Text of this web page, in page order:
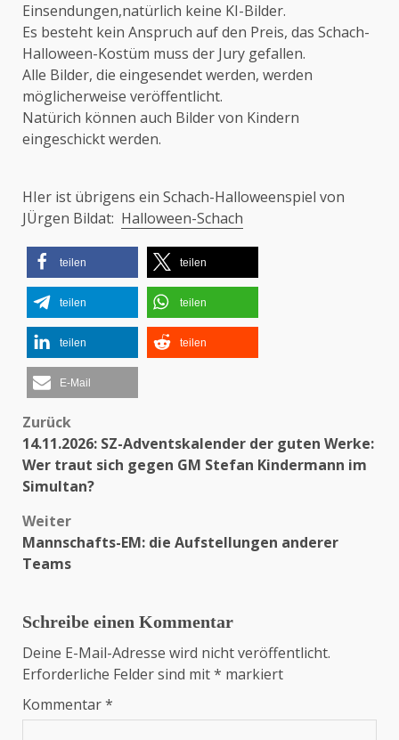
Einsendungen,natürlich keine KI-Bilder.
Es besteht kein Anspruch auf den Preis, das Schach-
Halloween-Kostüm muss der Jury gefallen.
Alle Bilder, die eingesendet werden, werden
möglicherweise veröffentlicht.
Natürich können auch Bilder von Kindern
eingeschickt werden.
HIer ist übrigens ein Schach-Halloweenspiel von
JÜrgen Bildat: Halloween-Schach
teilen teilen
teilen teilen
teilen teilen
E-Mail
Beitragsnavigation
Zurück
14.11.2026: SZ-Adventskalender der guten Werke:
Wer traut sich gegen GM Stefan Kindermann im
Simultan?
Weiter
Mannschafts-EM: die Aufstellungen anderer
Teams
Schreibe einen Kommentar
Deine E-Mail-Adresse wird nicht veröffentlicht.
Erforderliche Felder sind mit* markiert
Kommentar*